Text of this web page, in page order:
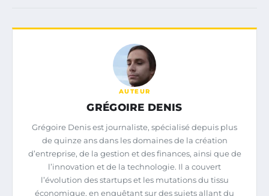
AUTEUR
GRÉGOIRE DENIS
Grégoire Denis est journaliste, spécialisé depuis plus
de quinze ans dans les domaines de la création
d’entreprise, de la gestion et des finances, ainsi que de
l’innovation et de la technologie. Il a couvert
l’évolution des startups et les mutations du tissu
économique, en enquêtant sur des sujets allant du